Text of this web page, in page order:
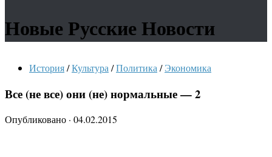
Новые Русские Новости
История/Культура /Политика / Экономика
Все (не все) они (не) нормальные — 2
Опубликовано · 04.02.2015